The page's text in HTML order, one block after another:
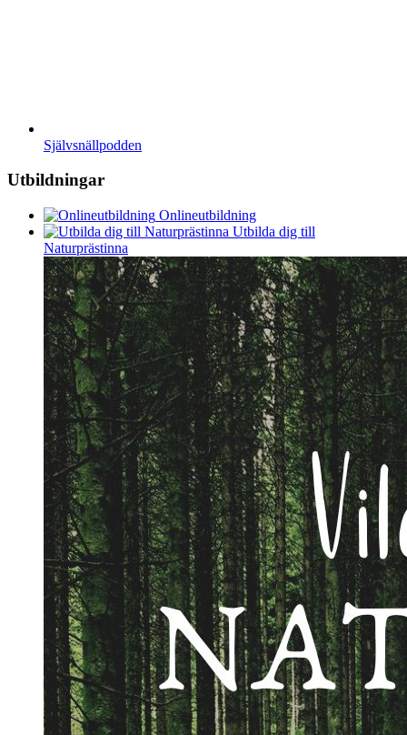
Självsnällpodden
Utbildningar
Onlineutbildning
Utbilda dig till
Naturprästinna